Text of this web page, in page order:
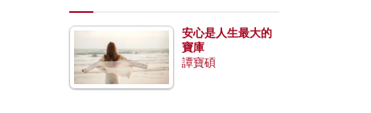
安心是人生最大的
寶庫
譚寶碩